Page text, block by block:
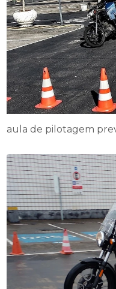
aula de pilotagem